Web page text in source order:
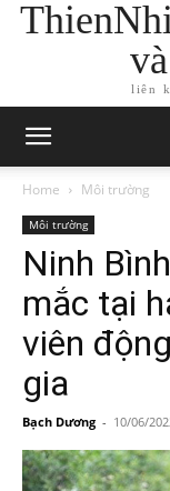
liên
Home Môi trường
Môi trường
Ninh
mắc tại
viên
gia
Bạch Dương - 10/06/